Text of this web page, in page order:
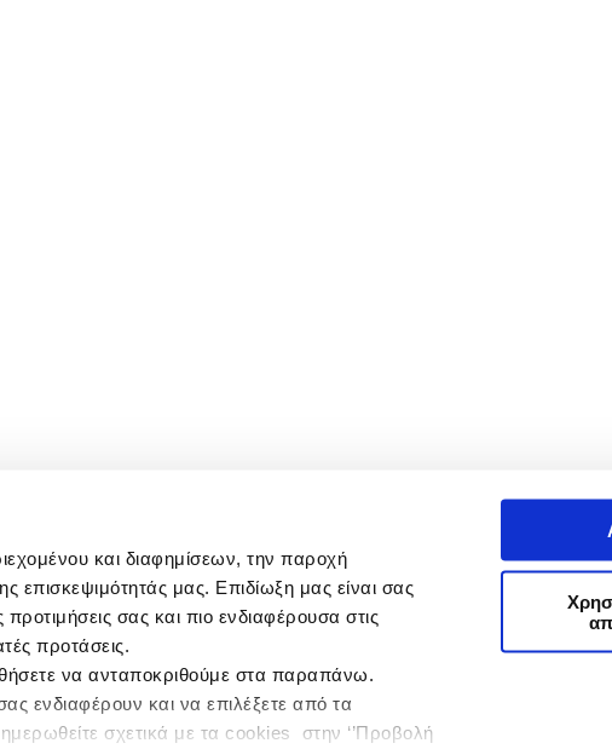
και διαφημίσεων, την παροχή
επισκεψιμότητάς μας. Επιδίωξη μας είναι σας
σας και πιο ενδιαφέρουσα στις
προτάσεις.
να ανταποκριθούμε στα παραπάνω.
ενδιαφέρουν και να επιλέξετε από τα
σχετικά με τα cookies στην ‘’Προβολή